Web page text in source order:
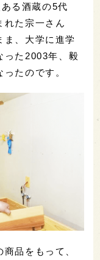
る酒蔵の5代
れた宗一さん
ま、大学に進学
った2003年、毅
たのです。
品をもって、